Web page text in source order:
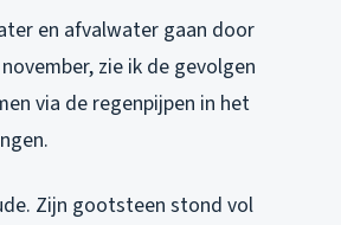
en afvalwater gaan door
zie ik de gevolgen
via de regenpijpen in het
Zijn gootsteen stond vol